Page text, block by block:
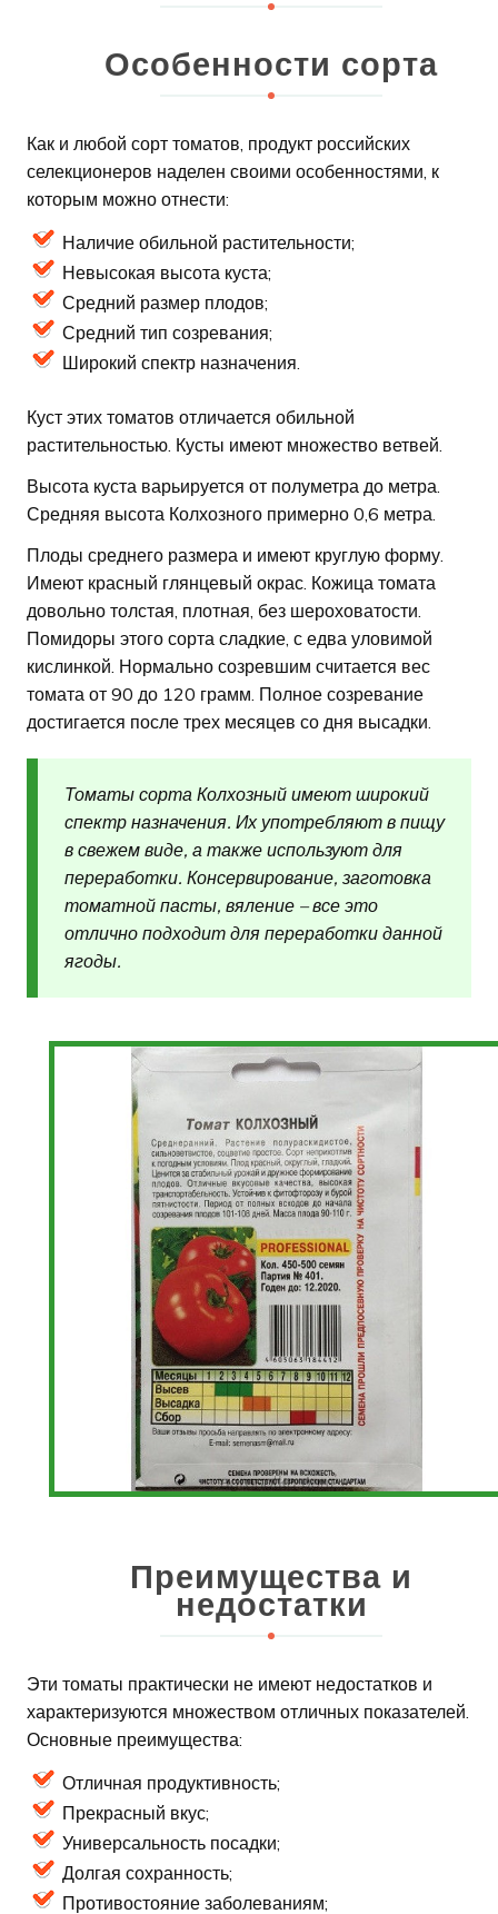
Особенности сорта
Как и любой сорт томатов, продукт российских
селекционеров наделен своими особенностями, к
которым можно отнести:
Наличие обильной растительности;
Невысокая высота куста;
Средний размер плодов;
Средний тип созревания;
Широкий спектр назначения.
Куст этих томатов отличается обильной
растительностью. Кусты имеют множество ветвей.
Высота куста варьируется от полуметра до метра.
Средняя высота Колхозного примерно 0,6 метра.
Плоды среднего размера и имеют круглую форму.
Имеют красный глянцевый окрас. Кожица томата
довольно толстая, плотная, без шероховатости.
Помидоры этого сорта сладкие, с едва уловимой
кислинкой. Нормально созревшим считается вес
томата от 90 до 120 грамм. Полное созревание
достигается после трех месяцев со дня высадки.
Томаты сорта Колхозный имеют широкий
спектр назначения. Их употребляют в пищу
в свежем виде, а также используют для
переработки. Консервирование, заготовка
томатной пасты, вяление – все это
отлично подходит для переработки данной
ягоды.
Преимущества и
недостатки
Эти томаты практически не имеют недостатков и
характеризуются множеством отличных показателей.
Основные преимущества:
Отличная продуктивность;
Прекрасный вкус;
Универсальность посадки;
Долгая сохранность;
Противостояние заболеваниям;